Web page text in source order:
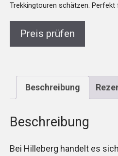
Trekkingtouren schätzen. Perfekt
Preis prüfen
Beschreibung
Beschreibung
Bei Hilleberg handelt es